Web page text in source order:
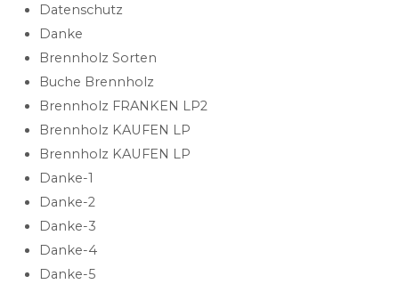
Datenschutz
Danke
Brennholz Sorten
Buche Brennholz
Brennholz FRANKEN LP2
Brennholz KAUFEN LP
Brennholz KAUFEN LP
Danke-1
Danke-2
Danke-3
Danke-4
Danke-5